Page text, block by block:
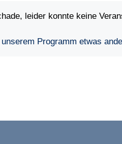
leider konnte keine
Programm etwas